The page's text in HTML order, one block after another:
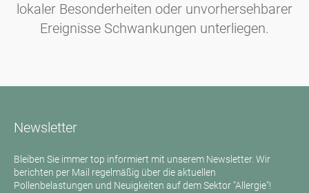
lokaler Besonderheiten oder unvorhersehbarer
Ereignisse Schwankungen unterliegen.
Newsletter
Bleiben Sie immer top informiert mit unserem Newsletter. Wir
berichten per Mail regelmäßig über die aktuellen
Pollenbelastungen und Neuigkeiten auf dem Sektor "Allergie"!